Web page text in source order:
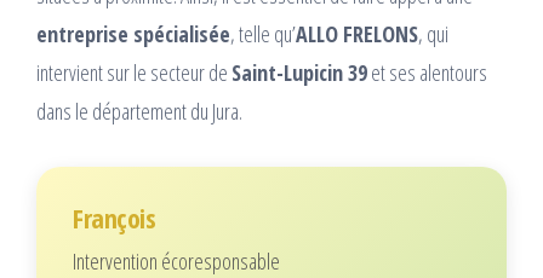
entreprise spécialisée, telle qu’ALLO FRELONS, qui
intervient sur le secteur de Saint-Lupicin 39et ses alentours
dans le département du Jura.
François
Intervention écoresponsable